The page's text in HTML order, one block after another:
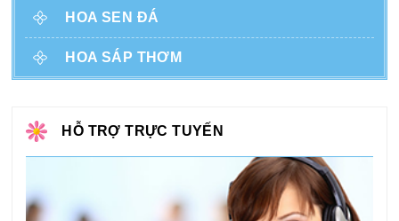
HOA SEN ĐÁ
HOA SÁP THƠM
HỖ TRỢ TRỰC TUYẾN